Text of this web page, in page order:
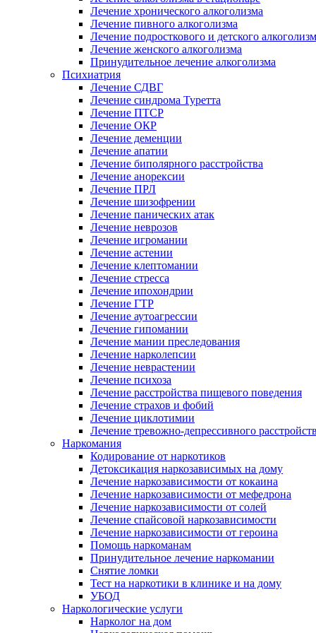
Лечение хронического алкоголизма
Лечение пивного алкоголизма
Лечение подросткового и детского
Лечение женского алкоголизма
Принудительное лечение алкоголизма
Психиатрия
Лечение СДВГ
Лечение синдрома Туретта
Лечение ПТСР
Лечение ОКР
Лечение деменции
Лечение апатии
Лечение биполярного расстройства
Лечение анорексии
Лечение ПРЛ
Лечение шизофрении
Лечение панических атак
Лечение неврозов
Лечение игромании
Лечение астении
Лечение клептомании
Лечение стресса
Лечение ипохондрии
Лечение ГТР
Лечение аутоагрессии
Лечение гипомании
Лечение мании преследования
Лечение нарколепсии
Лечение неврастении
Лечение психоза
Лечение расстройства пищевого поведения
Лечение страхов и фобий
Лечение циклотимии
Лечение тревожно-депрессивного
Наркомания
Кодирование от наркотиков
Детоксикация наркозависимых на дому
Лечение наркозависимости от кокаина
Лечение наркозависимости от мефедрона
Лечение наркозависимости от солей
Лечение спайсовой наркозависимости
Лечение наркозависимости от героина
Помощь наркоманам
Принудительное лечение наркомании
Снятие ломки
Тест на наркотики в клинике и на дому
УБОД
Наркологические услуги
Нарколог на дом